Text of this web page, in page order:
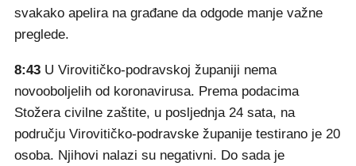
svakako apelira na građane da odgode manje važne
preglede.
8:43 U Virovitičko-podravskoj županiji nema
novooboljelih od koronavirusa. Prema podacima
Stožera civilne zaštite, u posljednja 24 sata, na
području Virovitičko-podravske županije testirano je 20
osoba. Njihovi nalazi su negativni. Do sada je